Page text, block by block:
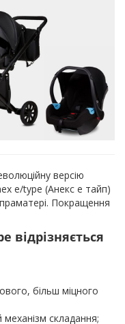
версію
e/type (Анекс е тайп)
праматері. Покращення
відрізняється
більш міцного
складання;